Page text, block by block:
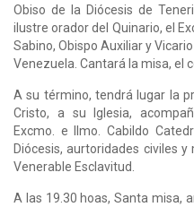
Obiso de la Diócesis de
ilustre orador del Quinario, el
Sabino, Obispo Auxiliar y
Venezuela. Cantará la misa, el
A su término, tendrá lugar la
Cristo, a su Iglesia,
Excmo. e Ilmo. Cabildo
Diócesis, aurtoridades civiles
Venerable Esclavitud.
A las 19.30 hoas, Santa misa,